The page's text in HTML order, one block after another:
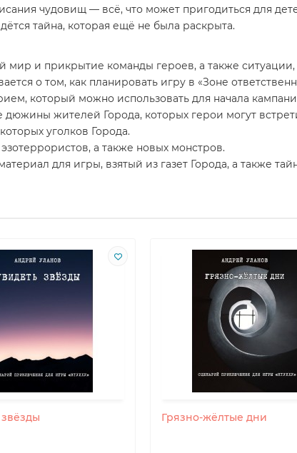
чудовищ — всё, что может пригодиться для
тайна, которая ещё не была раскрыта.
мир и прикрытие команды героев, а также
о том, как планировать игру в «Зоне
который можно использовать для начала
жителей Города, которых герои могут
уголков Города.
а также новых монстров.
для игры, взятый из газет Города, а также
Грязно-жёлтые дни